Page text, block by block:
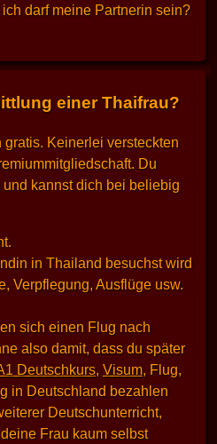
darf meine Partnerin sein?
einer Thaifrau?
Keinerlei versteckten
Du
kannst dich bei beliebig
in Thailand besuchst wird
Verpflegung, Ausflüge usw.
sich einen Flug nach
also damit, dass du später
Deutschkurs, Visum, Flug,
in Deutschland bezahlen
Deutschunterricht,
Frau kaum selbst